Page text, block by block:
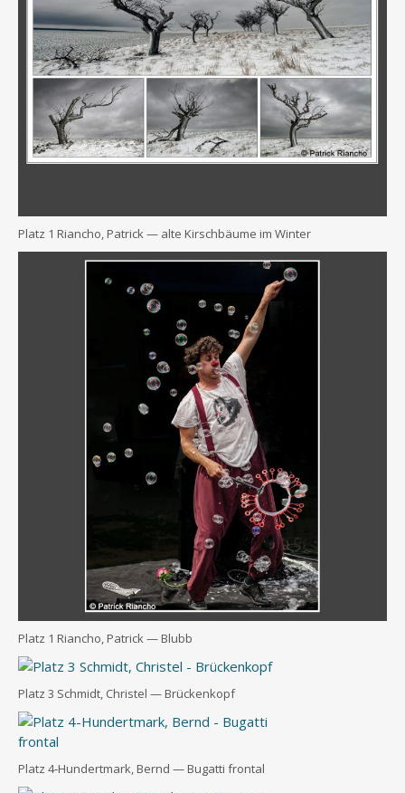
Platz 1 Riancho, Patrick — alte Kirsch­bäu­me im Winter
Platz 1 Riancho, Patrick — Blubb
Platz 3 Schmidt, Chris­tel — Brückenkopf
Platz 4‑Hundertmark, Bernd — Bug­at­ti frontal